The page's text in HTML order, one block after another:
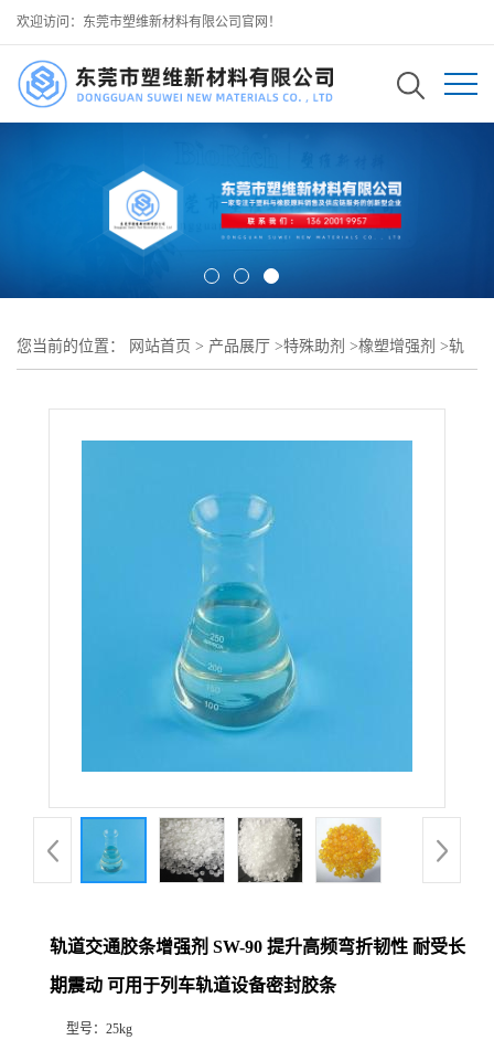
欢迎访问：东莞市塑维新材料有限公司官网！
您当前的位置： 网站首页 > 产品展厅 >特殊助剂 >橡塑增强剂 >轨
轨道交通胶条增强剂 SW-90 提升高频弯折韧性 耐受长
期震动 可用于列车轨道设备密封胶条
型号： 25kg